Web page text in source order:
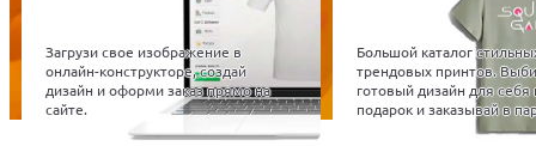
Загрузи свое изображение в
онлайн-конструкторе, создай
дизайн и оформи заказ прямо на
сайте.
Большой каталог
трендовых принтов.
готовый дизайн для себя
подарок и заказывай в